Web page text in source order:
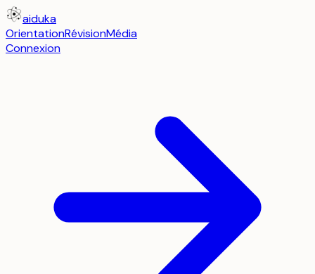
aiduka
OrientationRévisionMédia
Connexion